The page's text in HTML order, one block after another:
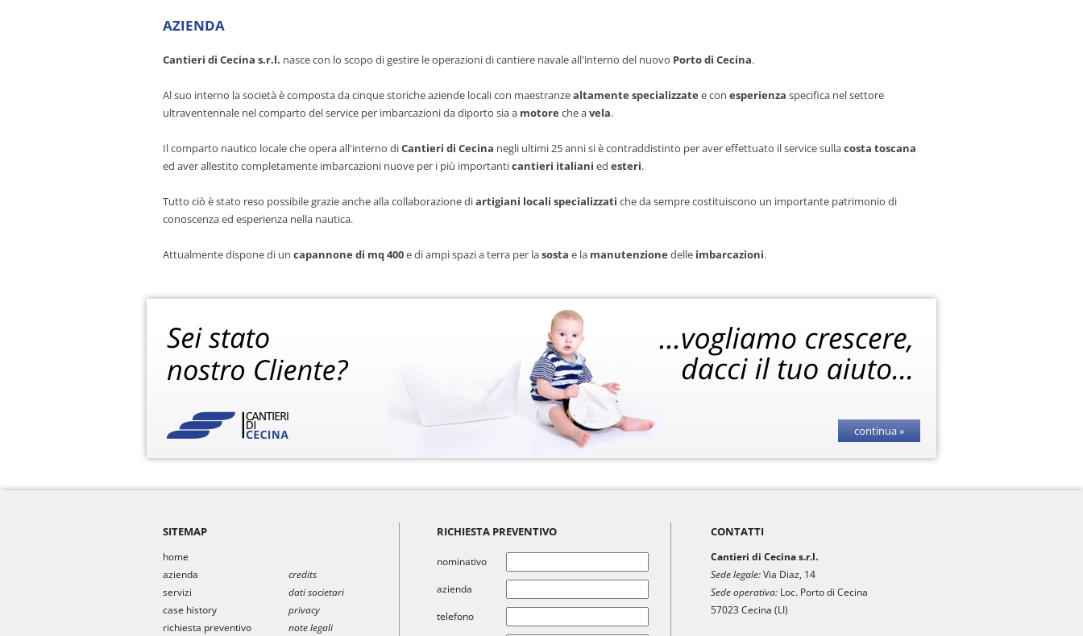
AZIENDA
Cantieri di Cecina s.r.l. nasce con lo scopo di gestire le operazioni di cantiere navale all'interno del nuovo Porto di Cecina.
Al suo interno la società è composta da cinque storiche aziende locali con maestranzealtamente specializzate e con esperienza specifica nel settore
ultraventennale nel comparto del service per imbarcazioni da diporto sia a motore che avela.
Il comparto nautico locale che opera all'interno diCantieri di Cecina negli ultimi 25 anni si è contraddistinto per aver effettuato il service sullacosta toscana
ed aver allestito completamente imbarcazioni nuove per i più importanticantieri italiani ed esteri.
Tutto ciò è stato reso possibile grazie anche alla collaborazione diartigiani locali specializzati che da sempre costituiscono un importante patrimonio di
conoscenza ed esperienza nella nautica.
Attualmente dispone di un capannone di mq 400e di ampi spazi a terra per lasosta e la manutenzione delle imbarcazioni.
continua »
SITEMAP
home
azienda
servizi
case history
richiesta preventivo
credits
dati societari
privacy
note legali
RICHIESTA PREVENTIVO
nominativo
azienda
telefono
CONTATTI
Cantieri di Cecina s.r.l.
Sede legale:Via Diaz, 14
Sede operativa:Loc. Porto di Cecina
57023 Cecina (LI)